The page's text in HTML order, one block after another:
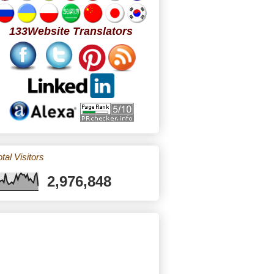
133Website Translators
Visitors
2,976,848